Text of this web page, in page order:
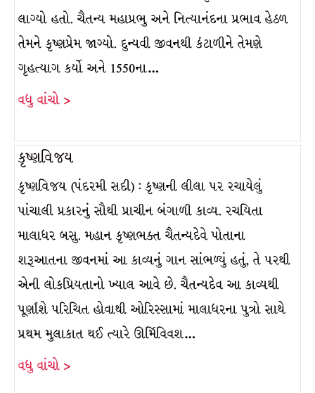
લાગ્યો હતો. ચૈતન્ય મહાપ્રભુ અને નિત્યાનંદના પ્રભાવ હેઠળ
તેમને કૃષ્ણપ્રેમ જાગ્યો. દુન્યવી જીવનથી કંટાળીને તેમણે
ગૃહત્યાગ કર્યો અને 1550ના…
વધુ વાંચો >
કૃષ્ણવિજય
કૃષ્ણવિજય (પંદરમી સદી) : કૃષ્ણની લીલા પર રચાયેલું
પાંચાલી પ્રકારનું સૌથી પ્રાચીન બંગાળી કાવ્ય. રચયિતા
માલાધર બસુ. મહાન કૃષ્ણભક્ત ચૈતન્યદેવે પોતાના
શરૂઆતના જીવનમાં આ કાવ્યનું ગાન સાંભળ્યું હતું, તે પરથી
એની લોકપ્રિયતાનો ખ્યાલ આવે છે. ચૈતન્યદેવ આ કાવ્યથી
પૂર્ણાંશે પરિચિત હોવાથી ઓરિસ્સામાં માલાધરના પુત્રો સાથે
પ્રથમ મુલાકાત થઈ ત્યારે ઊર્મિવિવશ…
વધુ વાંચો >